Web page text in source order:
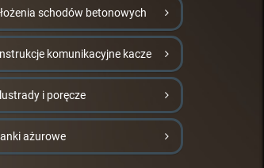
schodów betonowych
komunikacyjne kacze
i poręcze
ażurowe